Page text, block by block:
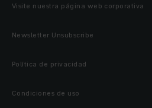
Visite nuestra página web corporativa
Newsletter Unsubscribe
Política de privacidad
Condiciones de uso